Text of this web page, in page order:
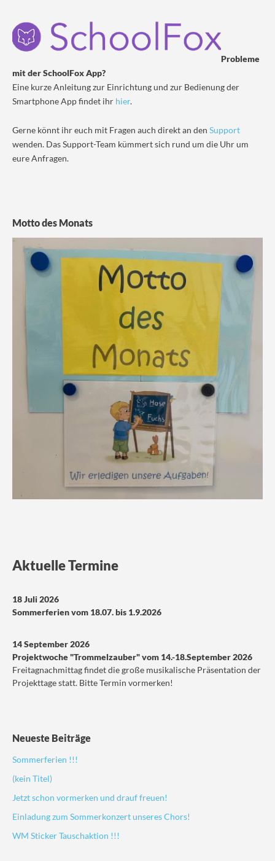
Probleme
mit der SchoolFox App?
Eine kurze Anleitung zur Einrichtung und zur Bedienung der
Smartphone App findet ihr hier.
Gerne könnt ihr euch mit Fragen auch direkt an den Support
wenden. Das Support-Team kümmert sich rund um die Uhr um
eure Anfragen.
Motto des Monats
Aktuelle Termine
18 Juli 2026
Sommerferien vom 18.07. bis 1.9.2026
14 September 2026
Projektwoche "Trommelzauber" vom 14.-18.September 2026
Freitagnachmittag findet die große musikalische Präsentation der
Projekttage statt. Bitte Termin vormerken!
Neueste Beiträge
Sommerferien !!!
(kein Titel)
Jetzt schon vormerken und drauf freuen!
Einladung zum Sommerkonzert unseres Chors!
WM Sticker Tauschaktion !!!